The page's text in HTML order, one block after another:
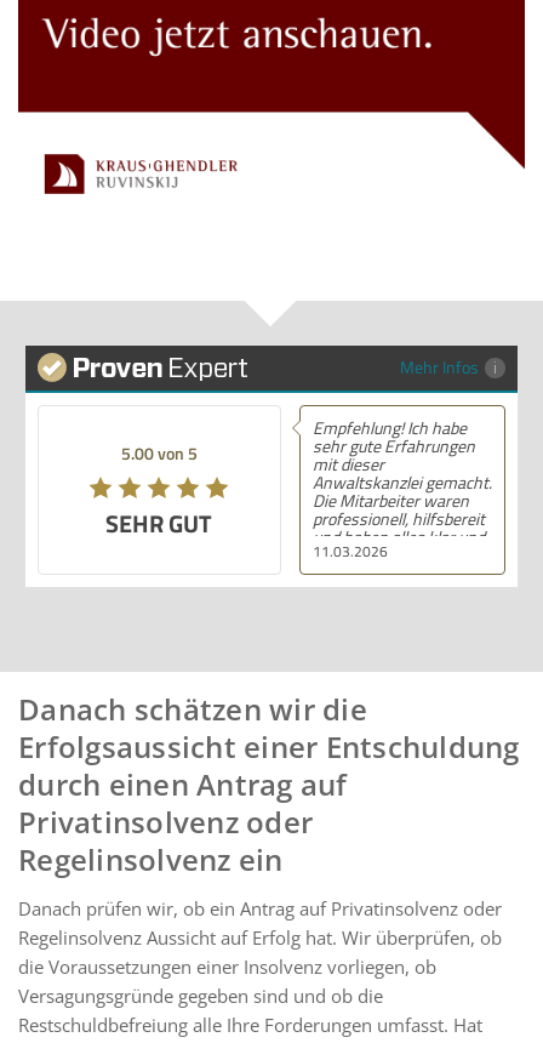
Mehr Infos
5.00 von 5
SEHR GUT
11.03.2026
Empfehlung! Ich habe
sehr gute Erfahrungen
mit dieser
Anwaltskanzlei gemacht.
Die Mitarbeiter waren
professionell, hilfsbereit
und haben alles klar und
deutlich erklärt. Ich bin
mit der Beratung sehr
zufrieden und kann ihre
Danach schätzen wir die
Erfolgsaussicht einer Entschuldung
durch einen Antrag auf
Privatinsolvenz oder
Regelinsolvenz ein
Danach prüfen wir, ob ein Antrag auf Privatinsolvenz oder
Regelinsolvenz Aussicht auf Erfolg hat. Wir überprüfen, ob
die Voraussetzungen einer Insolvenz vorliegen, ob
Versagungsgründe gegeben sind und ob die
Restschuldbefreiung alle Ihre Forderungen umfasst. Hat